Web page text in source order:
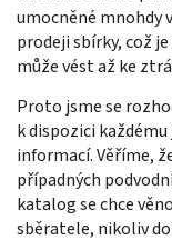
umocněné mnohdy
prodeji sbírky, což
může vést až ke
Proto jsme se
k dispozici
informací. Věříme,
případných
katalog se chce
sběratele, nikoliv